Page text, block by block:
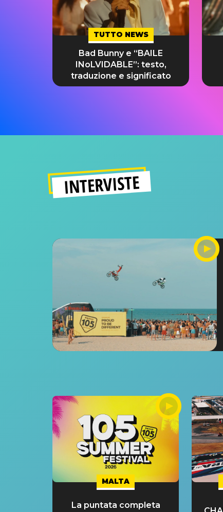
TUTTO NEWS
Bad Bunny e “BAILE
INoLVIDABLE”: testo,
traduzione e significato
INTERVISTE
MALTA
La puntata completa